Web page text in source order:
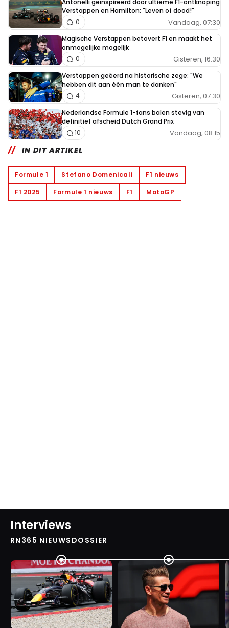
Antonelli geïnspireerd door ultieme F1-ontknoping
Verstappen en Hamilton: "Leven of dood!"
Vandaag, 07:30
0
Magische Verstappen betovert F1 en maakt het
onmogelijke mogelijk
Gisteren, 16:30
0
Verstappen geëerd na historische zege: "We
hebben dit aan één man te danken"
Gisteren, 07:30
4
Nederlandse Formule 1-fans balen stevig van
definitief afscheid Dutch Grand Prix
Vandaag, 08:15
10
IN DIT ARTIKEL
Formule 1 Stefano Domenicali
F1 nieuws
F1 2025
Formule 1 nieuws F1 MotoGP
Interviews
RN365 NIEUWSDOSSIER